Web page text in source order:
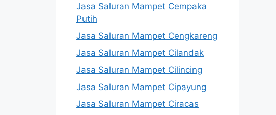
Jasa Saluran Mampet Cempaka
Putih
Jasa Saluran Mampet Cengkareng
Jasa Saluran Mampet Cilandak
Jasa Saluran Mampet Cilincing
Jasa Saluran Mampet Cipayung
Jasa Saluran Mampet Ciracas